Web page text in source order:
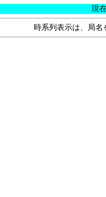
現
時系列表示は、局